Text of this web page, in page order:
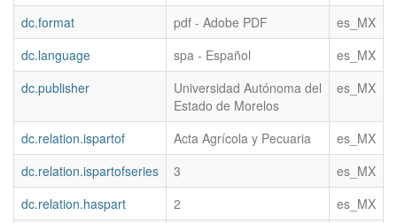
dc.format pdf - Adobe PDF
es_MX
dc.language
spa - Español
es_MX
dc.publisher
Universidad Autónoma del
Estado de Morelos
es_MX
dc.relation.ispartof Acta Agrícola y Pecuaria
es_MX
dc.relation.ispartofseries
3
es_MX
dc.relation.haspart
2
es_MX